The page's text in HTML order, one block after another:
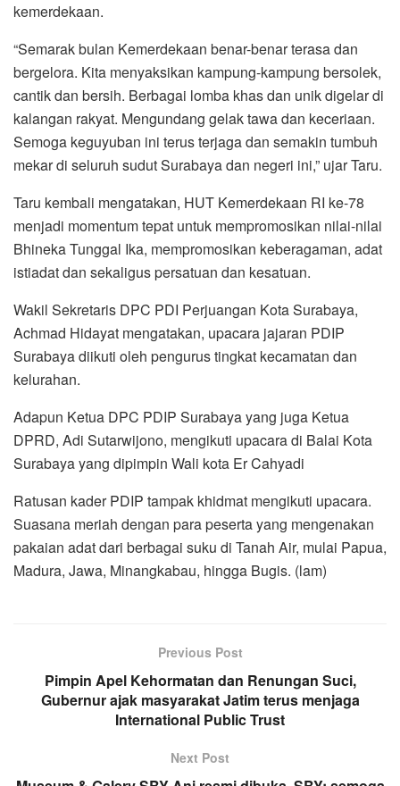
kemerdekaan.
“Semarak bulan Kemerdekaan benar-benar terasa dan
bergelora. Kita menyaksikan kampung-kampung bersolek,
cantik dan bersih. Berbagai lomba khas dan unik digelar di
kalangan rakyat. Mengundang gelak tawa dan keceriaan.
Semoga keguyuban ini terus terjaga dan semakin tumbuh
mekar di seluruh sudut Surabaya dan negeri ini,” ujar Taru.
Taru kembali mengatakan, HUT Kemerdekaan RI ke-78
menjadi momentum tepat untuk mempromosikan nilai-nilai
Bhineka Tunggal Ika, mempromosikan keberagaman, adat
istiadat dan sekaligus persatuan dan kesatuan.
Wakil Sekretaris DPC PDI Perjuangan Kota Surabaya,
Achmad Hidayat mengatakan, upacara jajaran PDIP
Surabaya diikuti oleh pengurus tingkat kecamatan dan
kelurahan.
Adapun Ketua DPC PDIP Surabaya yang juga Ketua
DPRD, Adi Sutarwijono, mengikuti upacara di Balai Kota
Surabaya yang dipimpin Wali kota Er Cahyadi
Ratusan kader PDIP tampak khidmat mengikuti upacara.
Suasana meriah dengan para peserta yang mengenakan
pakaian adat dari berbagai suku di Tanah Air, mulai Papua,
Madura, Jawa, Minangkabau, hingga Bugis. (lam)
Previous Post
Pimpin Apel Kehormatan dan Renungan Suci,
Gubernur ajak masyarakat Jatim terus menjaga
International Public Trust
Next Post